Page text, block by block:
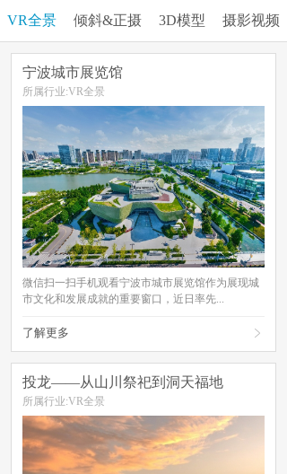
VR全景 倾斜&正摄 3D模型 摄影视频
宁波城市展览馆
所属行业:VR全景
微信扫一扫手机观看宁波市城市展览馆作为展现城
市文化和发展成就的重要窗口，近日率先...
了解更多 
投龙——从山川祭祀到洞天福地
所属行业:VR全景